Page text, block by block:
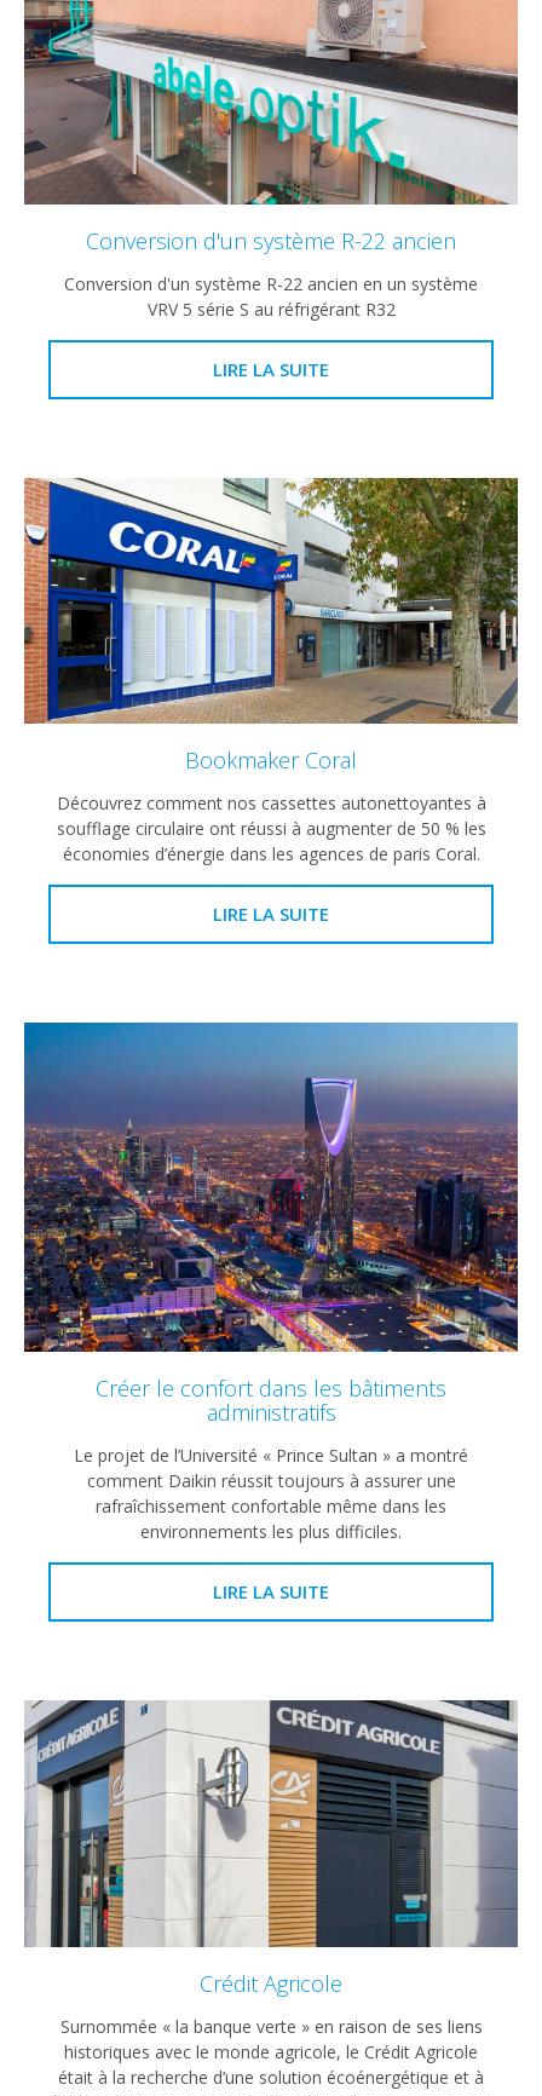
Conversion d'un système R-22 ancien
Conversion d'un système R-22 ancien en un système
VRV 5 série S au réfrigérant R32
LIRE LA SUITE
Bookmaker Coral
Découvrez comment nos cassettes autonettoyantes à
soufflage circulaire ont réussi à augmenter de 50 % les
économies d’énergie dans les agences de paris Coral.
LIRE LA SUITE
Créer le confort dans les bâtiments
administratifs
Le projet de l’Université « Prince Sultan » a montré
comment Daikin réussit toujours à assurer une
rafraîchissement confortable même dans les
environnements les plus difficiles.
LIRE LA SUITE
Crédit Agricole
Surnommée « la banque verte » en raison de ses liens
historiques avec le monde agricole, le Crédit Agricole
était à la recherche d’une solution écoénergétique et à